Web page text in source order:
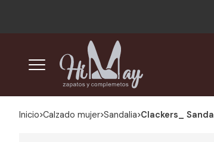
Inicio calzado mujer sandalia Clackers_